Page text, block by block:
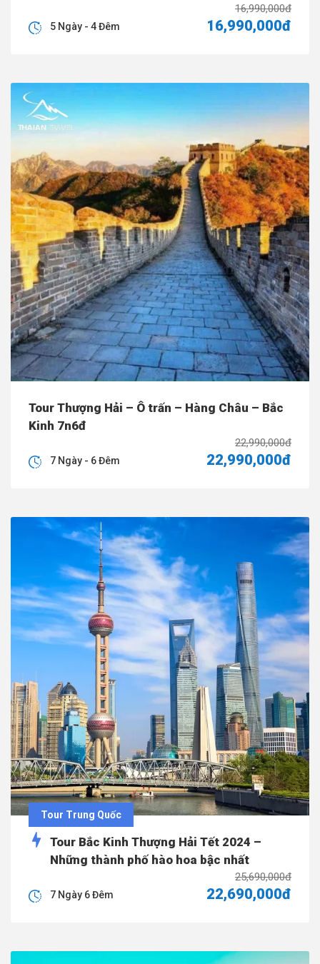
16,990,000đ
16,990,000đ
5 Ngày - 4 Đêm
Tour Thượng Hải – Ô trấn – Hàng Châu – Bắc
Kinh 7n6đ
22,990,000đ
22,990,000đ
7 Ngày - 6 Đêm
Tour Trung Quốc
Tour Bắc Kinh Thượng Hải Tết 2024 –
Những thành phố hào hoa bậc nhất
25,690,000đ
22,690,000đ
7 Ngày 6 Đêm